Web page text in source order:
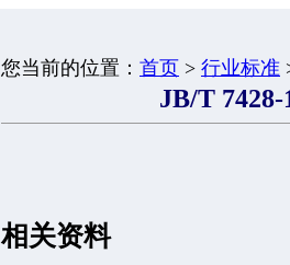
您当前的位置： 首页 > 行业标准
JB/T
相关资料